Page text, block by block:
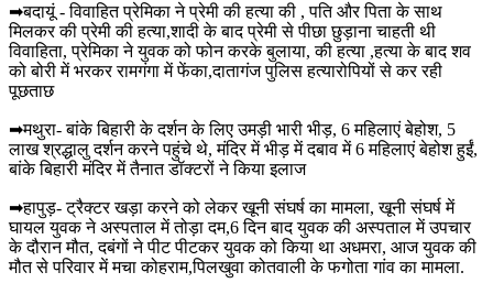
➡बदायूं - विवाहित प्रेमिका ने प्रेमी की हत्या की , पति और पिता के साथ
मिलकर की प्रेमी की हत्या,शादी के बाद प्रेमी से पीछा छुड़ाना चाहती थी
विवाहिता, प्रेमिका ने युवक को फोन करके बुलाया, की हत्या ,हत्या के बाद शव
को बोरी में भरकर रामगंगा में फेंका,दातागंज पुलिस हत्यारोपियों से कर रही
पूछताछ
➡मथुरा- बांके बिहारी के दर्शन के लिए उमड़ी भारी भीड़, 6 महिलाएं बेहोश, 5
लाख श्रद्धालु दर्शन करने पहुंचे थे, मंदिर में भीड़ में दबाव में 6 महिलाएं बेहोश हुईं,
बांके बिहारी मंदिर में तैनात डॉक्टरों ने किया इलाज
➡हापुड़- ट्रैक्टर खड़ा करने को लेकर खूनी संघर्ष का मामला, खूनी संघर्ष में
घायल युवक ने अस्पताल में तोड़ा दम,6 दिन बाद युवक की अस्पताल में उपचार
के दौरान मौत, दबंगों ने पीट पीटकर युवक को किया था अधमरा, आज युवक की
मौत से परिवार में मचा कोहराम,पिलखुवा कोतवाली के फगोता गांव का मामला.